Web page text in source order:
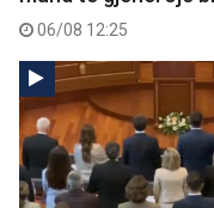
06/08 12:25